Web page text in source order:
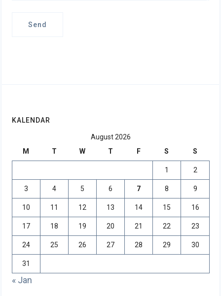
KALENDAR
August 2026
M
T W T F S S
1 2
3 4 5 6 7 8 9
10 11 12 13 14 15 16
17 18 19 20 21 22 23
24 25 26 27 28 29 30
31
« Jan